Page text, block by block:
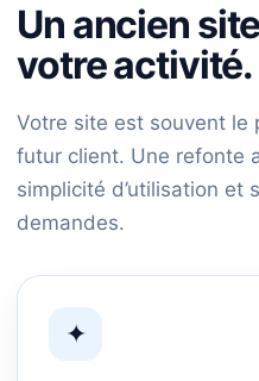
Un ancien
votre activité.
Votre site est souvent le
futur client. Une refonte
simplicité d’utilisation et
demandes.
✦